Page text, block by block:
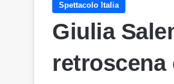
Spettacolo Italia
Giulia